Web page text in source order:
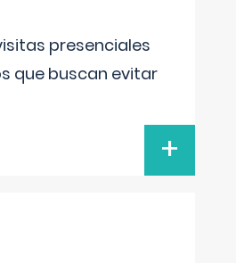
presenciales
que buscan evitar
+